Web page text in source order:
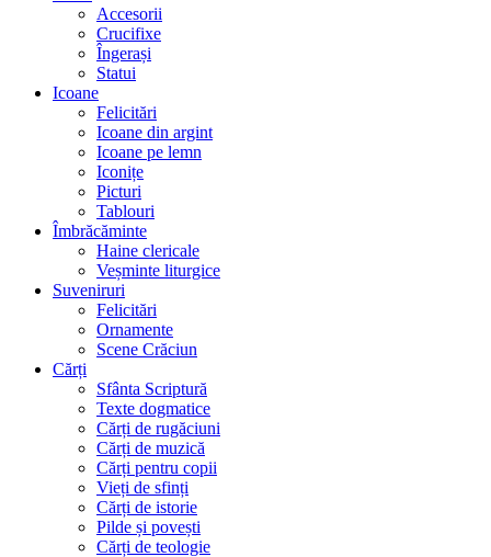
Accesorii
Crucifixe
Îngerași
Statui
Icoane
Felicitări
Icoane din argint
Icoane pe lemn
Iconițe
Picturi
Tablouri
Îmbrăcăminte
Haine clericale
Veșminte liturgice
Suveniruri
Felicitări
Ornamente
Scene Crăciun
Cărți
Sfânta Scriptură
Texte dogmatice
Cărți de rugăciuni
Cărți de muzică
Cărți pentru copii
Vieți de sfinți
Cărți de istorie
Pilde și povești
Cărți de teologie